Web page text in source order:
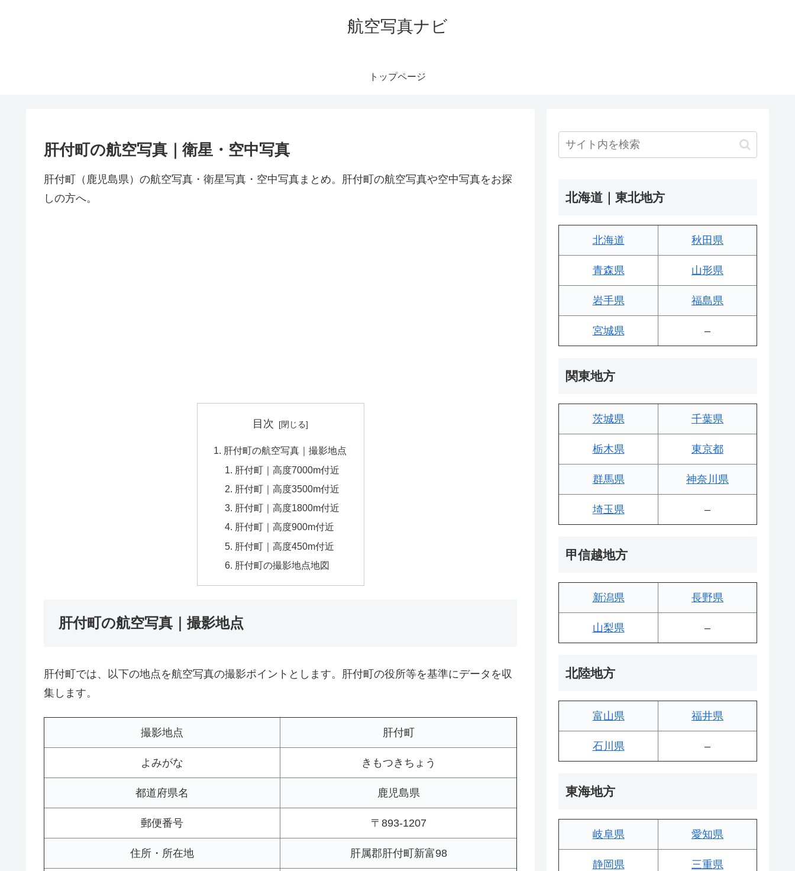
航空写真ナビ
トップページ
肝付町の航空写真｜衛星・空中写真
肝付町（鹿児島県）の航空写真・衛星写真・空中写真まとめ。肝付町の航空写真や空中写真をお探
しの方へ。
目次
肝付町の航空写真｜撮影地点
肝付町｜高度7000m付近
肝付町｜高度3500m付近
肝付町｜高度1800m付近
肝付町｜高度900m付近
肝付町｜高度450m付近
肝付町の撮影地点地図
肝付町の航空写真｜撮影地点
肝付町では、以下の地点を航空写真の撮影ポイントとします。肝付町の役所等を基準にデータを収
集します。
撮影地点 肝付町
よみがな きもつきちょう
都道府県名 鹿児島県
郵便番号 〒893-1207
住所・所在地 肝属郡肝付町新富98
北海道｜東北地方
北海道 秋田県
青森県 山形県
岩手県 福島県
宮城県 –
関東地方
茨城県 千葉県
栃木県 東京都
群馬県 神奈川県
埼玉県 –
甲信越地方
新潟県 長野県
山梨県 –
北陸地方
富山県 福井県
石川県 –
東海地方
岐阜県 愛知県
静岡県 三重県